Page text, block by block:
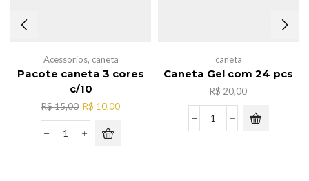
Acessorios, caneta
Pacote caneta 3 cores
c/10
R$15,00 O
preço
original
era:
R$ 10,00O
Pacote
caneta
Caneta Gel com 24 pcs
R$ 20,00
Caneta